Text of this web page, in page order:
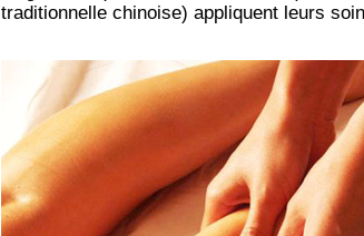
traditionnelle chinoise) appliquent leurs